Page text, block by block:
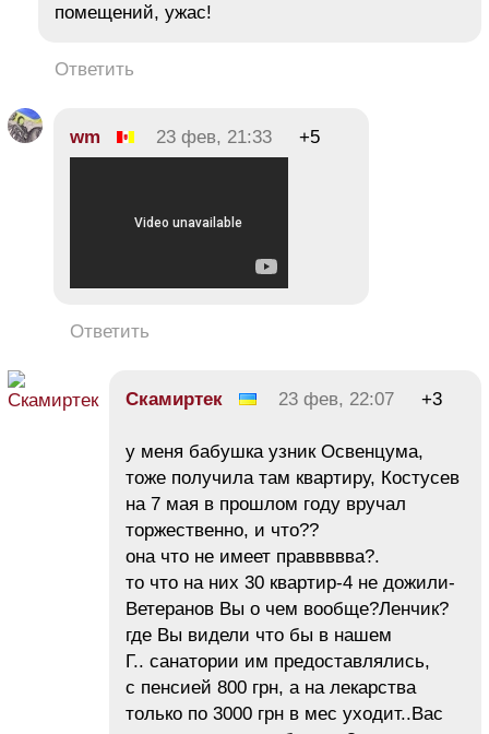
помещений, ужас!
Ответить
wm 23 фев, 21:33 +5
Ответить
Скамиртек 23 фев, 22:07 +3
у меня бабушка узник Освенцума,
тоже получила там квартиру, Костусев
на 7 мая в прошлом году вручал
торжественно, и что??
она что не имеет праввввва?.
то что на них 30 квартир-4 не дожили-
Ветеранов Вы о чем вообще?Ленчик?
где Вы видели что бы в нашем
Г.. санатории им предоставлялись,
с пенсией 800 грн, а на лекарства
только по 3000 грн в мес уходит..Вас